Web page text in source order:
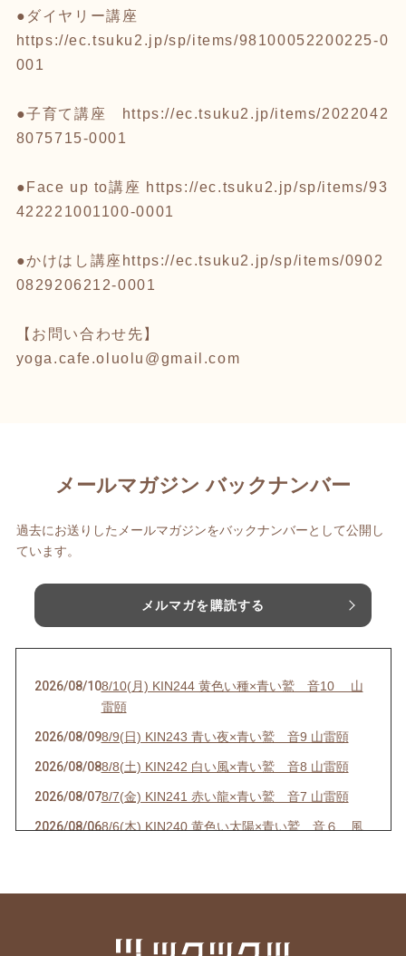
●ダイヤリー講座
https://ec.tsuku2.jp/sp/items/98100052200225-0
001
●子育て講座
https://ec.tsuku2.jp/items/2022042
8075715-0001
●Face up to講座 https://ec.tsuku2.jp/sp/items/93
422221001100-0001
●かけはし講座 https://ec.tsuku2.jp/sp/items/0902
0829206212-0001
【お問い合わせ先】
yoga.cafe.oluolu@gmail.com
メールマガジン バックナンバー
過去にお送りしたメールマガジンをバックナンバーとして公開し
ています。
メルマガを購読する
2026/08/108/10(月) KIN244 黄色い種×青い鷲 音10 山
雷頤
2026/08/098/9(日) KIN243 青い夜×青い鷲 音9 山雷頤
2026/08/088/8(土) KIN242 白い風×青い鷲 音8 山雷頤
2026/08/078/7(金) KIN241 赤い龍×青い鷲 音7 山雷頤
2026/08/068/6(木) KIN240 黄色い太陽×青い鷲 音６ 風
7/31(金) KIN234 白い魔法使い×白い風 音13 水